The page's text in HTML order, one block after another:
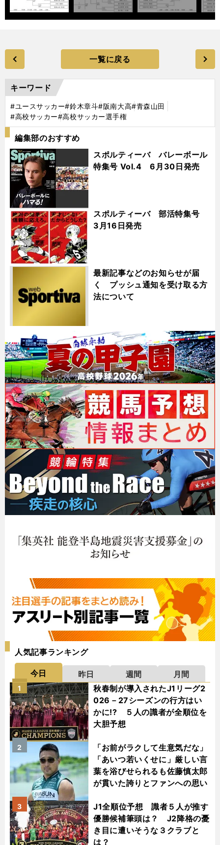
一覧に戻る
キーワード
#ユースサッカー#鈴木章斗#阪南大高#青森山田
#高校サッカー#高校サッカー選手権
編集部のおすすめ
スポルティーバ バレーボール
特集号 Vol.4 6月30日発売
スポルティーバ 部活特集号
3月16日発売
最新記事などのお知らせが届
く プッシュ通知を受け取る方
法について
人気記事ランキング
今日 昨日 週間
月間
秋春制が導入されたJ1リーグ2
026－27シーズンの行方はい
かに!? ５人の識者が全順位を
大胆予想
1
「お前がラクして生意気だな」
「あいつ若いくせに」厳しい言
葉を浴びせられるも佐藤慎太郎
が貫いた誇りとファンへの思い
2
J1全順位予想 識者５人が推す
優勝候補筆頭は？ J2降格の憂
き目に遭いそうな３クラブと
は？
3